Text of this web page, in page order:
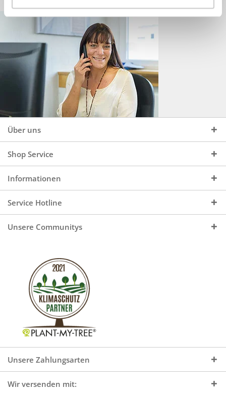
Über uns
Shop Service
Informationen
Service Hotline
Unsere Communitys
Unsere Zahlungsarten
Wir versenden mit: